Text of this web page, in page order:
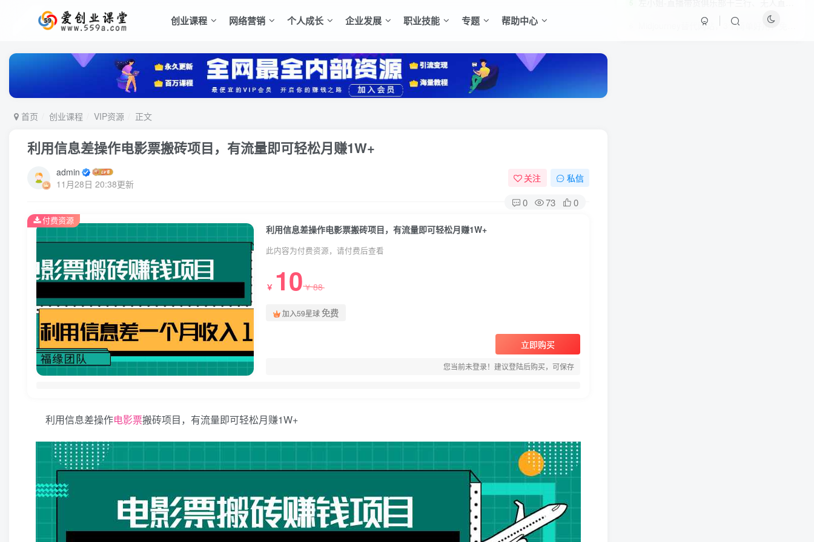
创业课程 网络营销 个人成长 企业发展 职业技能 专题 帮助中心
首页 创业课程 VIP资源 正文
利用信息差操作电影票搬砖项目，有流量即可轻松月赚1W+
admin
11月28日 20:38更新
关注 私信
0 73 0
利用信息差操作电影票搬砖项目，有流量即可轻松月赚1W+
此内容为付费资源，请付费后查看
￥ 10￥88
加入59星球免费
立即购买
您当前未登录！建议登陆后购买，可保存
付费资源
利用信息差操作电影票搬砖项目，有流量即可轻松月赚1W+
Midjourney替代网站，3个简单好用，免费的AI绘画工具一键生成大师级画作